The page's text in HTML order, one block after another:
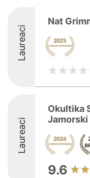
Laureaci
Nat
Laureaci
Okultika
Jamorski
9.6